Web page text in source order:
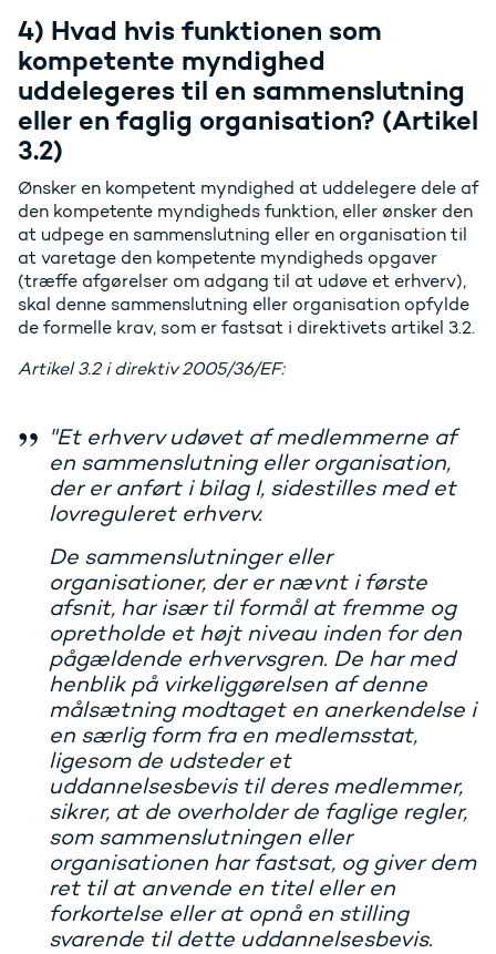
4) Hvad hvis funktionen som
kompetente myndighed
uddelegeres til en sammenslutning
eller en faglig organisation? (Artikel
3.2)
Ønsker en kompetent myndighed at uddelegere dele af
den kompetente myndigheds funktion, eller ønsker den
at udpege en sammenslutning eller en organisation til
at varetage den kompetente myndigheds opgaver
(træffe afgørelser om adgang til at udøve et erhverv),
skal denne sammenslutning eller organisation opfylde
de formelle krav, som er fastsat i direktivets artikel 3.2.
Artikel 3.2 i direktiv 2005/36/EF:
"Et erhverv udøvet af medlemmerne af
en sammenslutning eller organisation,
der er anført i bilag I, sidestilles med et
lovreguleret erhverv.
De sammenslutninger eller
organisationer, der er nævnt i første
afsnit, har især til formål at fremme og
opretholde et højt niveau inden for den
pågældende erhvervsgren. De har med
henblik på virkeliggørelsen af denne
målsætning modtaget en anerkendelse i
en særlig form fra en medlemsstat,
ligesom de udsteder et
uddannelsesbevis til deres medlemmer,
sikrer, at de overholder de faglige regler,
som sammenslutningen eller
organisationen har fastsat, og giver dem
ret til at anvende en titel eller en
forkortelse eller at opnå en stilling
svarende til dette uddannelsesbevis.